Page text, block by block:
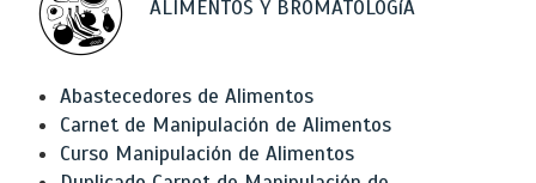
ALIMENTOS Y BROMATOLOGíA
Abastecedores de Alimentos
Carnet de Manipulación de Alimentos
Curso Manipulación de Alimentos